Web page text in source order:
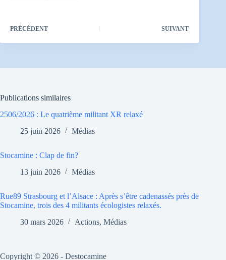
PRÉCÉDENT SUIVANT
Publications similaires
2506/2026 : Le quatrième militant XR relaxé
25 juin 2026
Médias
Stocamine : Clap de fin?
13 juin 2026
Médias
Rue89 Strasbourg et l’Alsace : Après s’être cadenassés près de
Stocamine, trois des 4 militants écologistes relaxés.
30 mars 2026
Actions, Médias
Copyright © 2026 - Destocamine